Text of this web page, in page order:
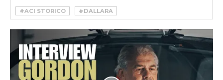
#ACI STORICO
#DALLARA
#GIAMPAOLO DALLARA
#LAMBORGHINI
#LAMBORGHINI MIURA
#MILANO AUTOCLASSICA
#MIURA
#MOTORVALLEY
#POLO STORICO
#STRADALE
#SUPERCAR